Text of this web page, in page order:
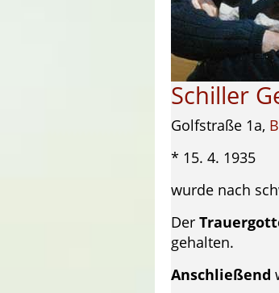
Schiller
Golfstraße 1a,
* 15. 4.
wurde nach
Der
gehalten.
Anschließend